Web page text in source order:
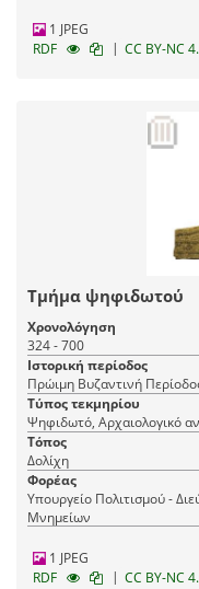
1 JPEG
RDF
| CC BY-NC
Τμήμα ψηφιδωτού
Χρονολόγηση
324 - 700
Ιστορική περίοδος
Πρώιμη Βυζαντινή
Τύπος τεκμηρίου
Ψηφιδωτό, Αρχαιολογικό
Τόπος
Δολίχη
Φορέας
Υπουργείο Πολιτισμού -
Μνημείων
1 JPEG
RDF
| CC BY-NC